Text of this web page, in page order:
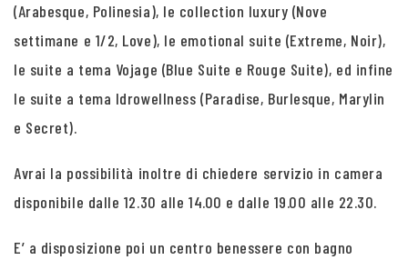
(Arabesque, Polinesia), le collection luxury (Nove
settimane e 1/2, Love), le emotional suite (Extreme, Noir),
le suite a tema Vojage (Blue Suite e Rouge Suite), ed infine
le suite a tema Idrowellness (Paradise, Burlesque, Marylin
e Secret).
Avrai la possibilità inoltre di chiedere servizio in camera
disponibile dalle 12.30 alle 14.00 e dalle 19.00 alle 22.30.
E’ a disposizione poi un centro benessere con bagno